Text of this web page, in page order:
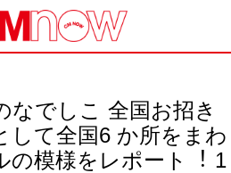
なでしこ 全国お招き
して全国6 か所をまわ
の模様をレポート︕ 1